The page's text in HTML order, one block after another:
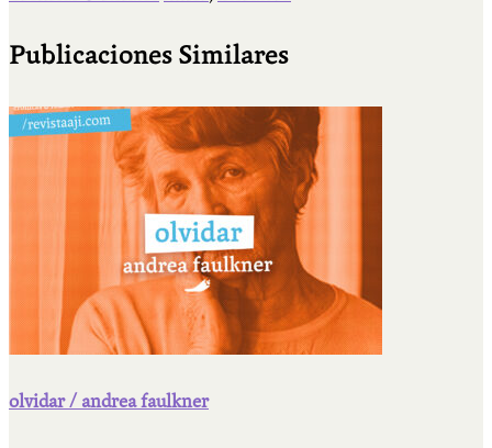
Publicaciones Similares
olvidar / andrea faulkner